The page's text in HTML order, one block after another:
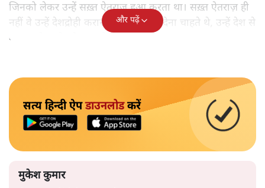
जिनको लेकर उन्हें सख़्त ऐतराज़ हुआ करता था। सख़्त ऐतराज़ ही
नहीं वे उन्हें देशद्रोही करार देकर जेल भेज देना चाहते थे, उन्हें देश से
बाहर चले जाने को कह रहे थे।
और पढ़ें
सत्य हिन्दी ऐपडाउनलोडकरें
मुकेश कुमार